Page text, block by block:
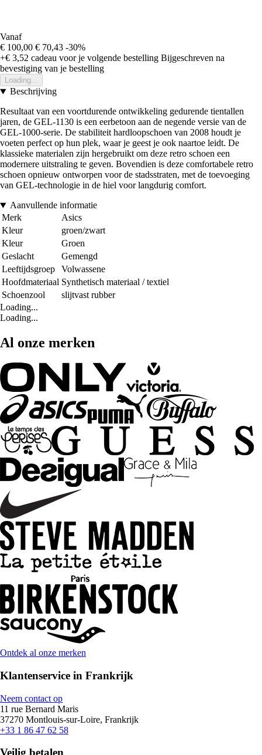
Vanaf
€ 100,00 € 70,43 -30%
+€ 3,52 cadeau voor je volgende bestelling Bijgeschreven na
bevestiging van je bestelling
Loading...
Beschrijving
Resultaat van een voortdurende ontwikkeling gedurende tientallen
jaren, de GEL-1130 is een eerbetoon aan de negende versie van de
GEL-1000-serie. De stabiliteit hardloopschoen van 2008 houdt je
voeten perfect op hun plek, waar je geest je ook naartoe leidt. De
klassieke materialen zijn hergebruikt om deze retro schoen een
modernere uitstraling te geven. Bovendien is deze comfortabele retro
schoen opnieuw ontworpen voor de stadsstraten, met de toevoeging
van GEL-technologie in de hiel voor langdurig comfort.
Aanvullende informatie
Merk
Asics
Kleur
groen/zwart
Kleur
Groen
Geslacht
Gemengd
Leeftijdsgroep
Volwassene
Hoofdmateriaal Synthetisch materiaal / textiel
Schoenzool
slijtvast rubber
Loading...
Loading...
Al onze merken
Ontdek al onze merken
Klantenservice in Frankrijk
Neem contact op
11 rue Bernard Maris
37270 Montlouis-sur-Loire, Frankrijk
+33 1 86 47 62 58